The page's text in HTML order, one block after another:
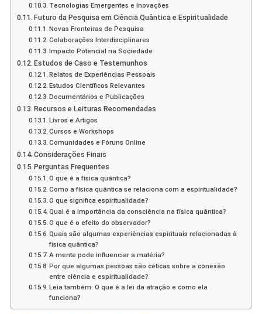
Tecnologias Emergentes e Inovações
Futuro da Pesquisa em Ciência Quântica e Espiritualidade
Novas Fronteiras de Pesquisa
Colaborações Interdisciplinares
Impacto Potencial na Sociedade
Estudos de Caso e Testemunhos
Relatos de Experiências Pessoais
Estudos Científicos Relevantes
Documentários e Publicações
Recursos e Leituras Recomendadas
Livros e Artigos
Cursos e Workshops
Comunidades e Fóruns Online
Considerações Finais
Perguntas Frequentes
O que é a física quântica?
Como a física quântica se relaciona com a espiritualidade?
O que significa espiritualidade?
Qual é a importância da consciência na física quântica?
O que é o efeito do observador?
Quais são algumas experiências espirituais relacionadas à
física quântica?
A mente pode influenciar a matéria?
Por que algumas pessoas são céticas sobre a conexão
entre ciência e espiritualidade?
Leia também: O que é a lei da atração e como ela
funciona?